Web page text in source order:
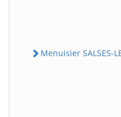
Menuisier SALSES-